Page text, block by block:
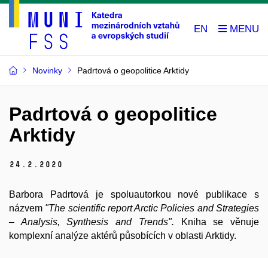
EN
Novinky Padrtová o geopolitice Arktidy
Padrtová o geopolitice
Arktidy
24. 2. 2020
Barbora Padrtová je spoluautorkou nové publikace s
názvem "The scientific report Arctic Policies and Strategies
– Analysis, Synthesis and Trends". Kniha se věnuje
komplexní analýze aktérů působících v oblasti Arktidy.